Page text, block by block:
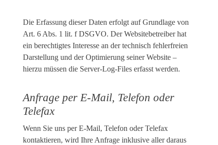
Die Erfassung dieser Daten erfolgt auf Grundlage von
Art. 6 Abs. 1 lit. f DSGVO. Der Websitebetreiber hat
ein berechtigtes Interesse an der technisch fehlerfreien
Darstellung und der Optimierung seiner Website –
hierzu müssen die Server-Log-Files erfasst werden.
Anfrage per E-Mail, Telefon oder
Telefax
Wenn Sie uns per E-Mail, Telefon oder Telefax
kontaktieren, wird Ihre Anfrage inklusive aller daraus